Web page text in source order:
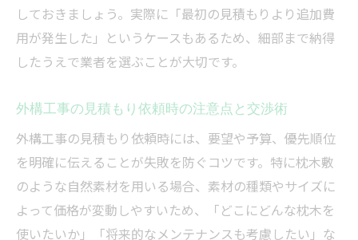
しておきましょう。実際に「最初の見積もりより追加費
用が発生した」というケースもあるため、細部まで納得
したうえで業者を選ぶことが大切です。
外構工事の見積もり依頼時の注意点と交渉術
外構工事の見積もり依頼時には、要望や予算、優先順位
を明確に伝えることが失敗を防ぐコツです。特に枕木敷
のような自然素材を用いる場合、素材の種類やサイズに
よって価格が変動しやすいため、「どこにどんな枕木を
使いたいか」「将来的なメンテナンスも考慮したい」な